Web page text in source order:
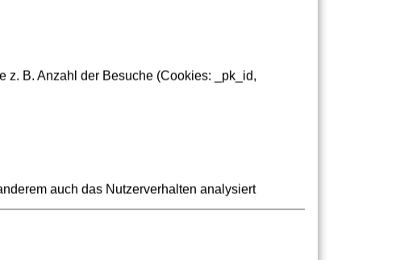
für die Mitarbeitenden, die Stadt Frankfurt sowie
z. B. Anzahl der Besuche (Cookies: _pk_id,
auch das Nutzerverhalten analysiert